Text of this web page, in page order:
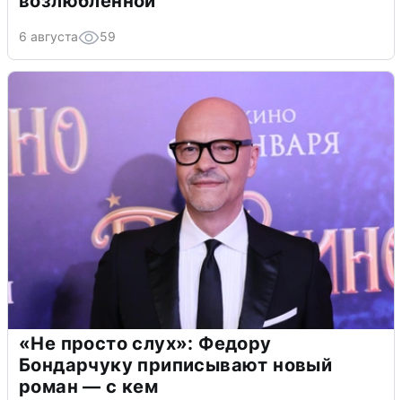
6 августа 59
«Не просто слух»: Федору
Бондарчуку приписывают новый
роман — с кем